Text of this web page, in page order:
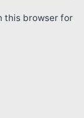
this browser for